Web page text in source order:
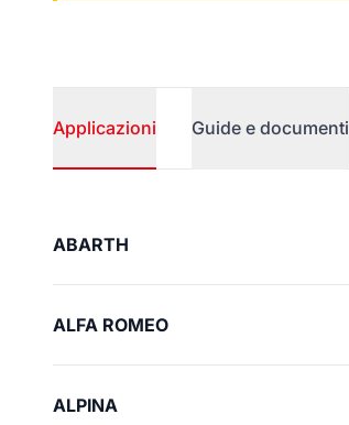
Applicazioni Guide e documenti
ABARTH
ALFA ROMEO
ALPINA